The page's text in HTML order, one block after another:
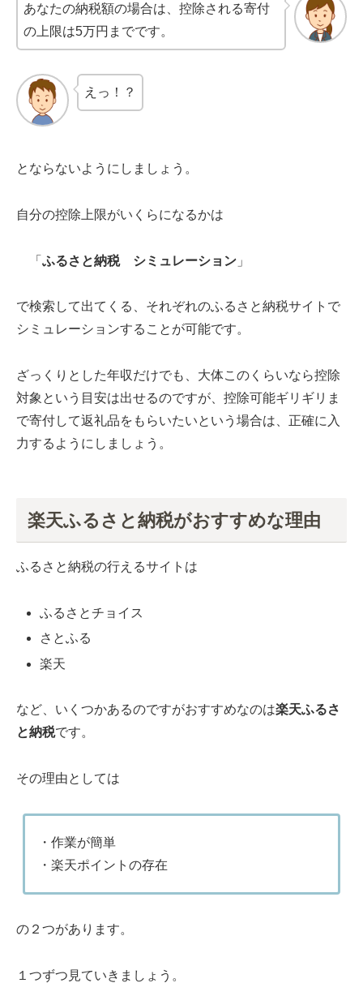
あなたの納税額の場合は、控除される寄付
の上限は5万円までです。
えっ！？
とならないようにしましょう。
自分の控除上限がいくらになるかは
「 ふるさと納税 シミュレーション 」
で検索して出てくる、それぞれのふるさと納税サイトで
シミュレーションすることが可能です。
ざっくりとした年収だけでも、大体このくらいなら控除
対象という目安は出せるのですが、控除可能ギリギリま
で寄付して返礼品をもらいたいという場合は、正確に入
力するようにしましょう。
楽天ふるさと納税がおすすめな理由
ふるさと納税の行えるサイトは
ふるさとチョイス
さとふる
楽天
など、いくつかあるのですがおすすめなのは楽天ふるさ
と納税です。
その理由としては
・作業が簡単
・楽天ポイントの存在
の２つがあります。
１つずつ見ていきましょう。